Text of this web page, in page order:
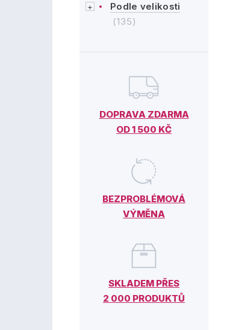
Podle velikosti
(135)
DOPRAVA ZDARMA
OD 1 500 KČ
BEZPROBLÉMOVÁ
VÝMĚNA
SKLADEM PŘES
2 000 PRODUKTŮ